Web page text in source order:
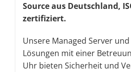
Source aus Deutschland,
zertifiziert.
Unsere Managed Server
Lösungen mit einer
Uhr bieten Sicherheit und